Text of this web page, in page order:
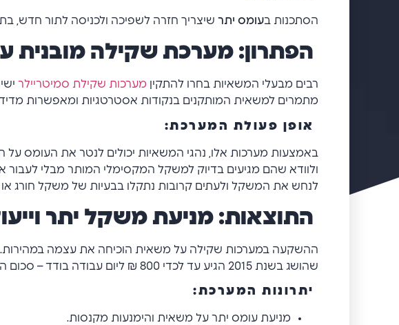
הסתכנות בעומס יתר שיצריך חזרה לשפיכה ולכניסה לתור חדש,
הפתרון: מערכת שקילה מובנית
רבים מבעלי המשאיות בחרו להתקין מערכות שקילת סמיטריילר
מתמרים למשאית המותקנים בנקודות אסטרטגיות ומאפשרות
אופן פעולת המערכת:
באמצעות מערכות אלו, נהגי המשאיות יכולים לנטר את העומס
ולוודא שהם מגיעים בדיוק למשקל המקסימלי המותר מבלי לעבור
לנחש את המשקל ולעתים קרובות נתקלו בבעיות של משקל חורג או
התוצאות: מניעת משקל יתר
ההשקעה במערכות שקילה על משאית הוכיחה את עצמה במהירות.
שהושג בשנת 2015 הגיע עד לכדי 800 ₪ ליום עבודה בודד – סכום השווה ערך להכנסה גולמית של 2,400 ₪!
יתרונות המערכת:
מניעת עומס יתר על משאית והימנעות מקנסות.